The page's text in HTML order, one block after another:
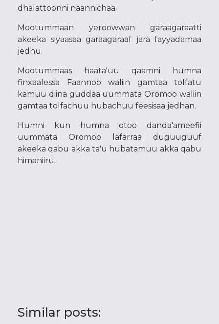
dhalattoonni naannichaa.
Mootummaan yeroowwan garaagaraatti
akeeka siyaasaa garaagaraaf jara fayyadamaa
jedhu.
Mootummaas haata'uu qaamni humna
finxaalessa Faannoo waliin gamtaa tolfatu
kamuu diina guddaa uummata Oromoo waliin
gamtaa tolfachuu hubachuu feesisaa jedhan.
Humni kun humna otoo danda'ameefii
uummata Oromoo lafarraa duguuguuf
akeeka qabu akka ta'u hubatamuu akka qabu
himaniiru.
Similar posts: